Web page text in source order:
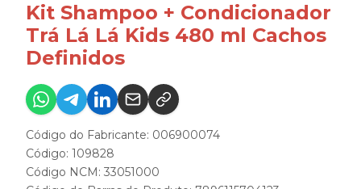
Kit Shampoo + Condicionador
Trá Lá Lá Kids 480 ml Cachos
Definidos
Código do Fabricante: 006900074
Código: 109828
Código NCM: 33051000